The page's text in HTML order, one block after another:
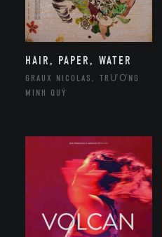
HAIR, PAPER, WATER
GRAUX NICOLAS, TRƯƠNG
MINH QUÝ